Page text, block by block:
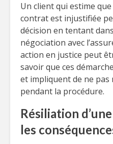
Un client qui estime
contrat est injustifiée
décision en tentant
négociation avec
action en justice peut
savoir que ces
et impliquent de ne
pendant la procédure.
Résiliation
les